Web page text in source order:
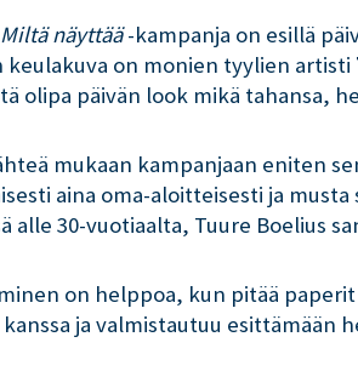
Miltä näyttää-kampanja on esillä
keulakuva on monien tyylien artisti
olipa päivän look mikä tahansa,
mukaan kampanjaan eniten
aina oma-aloitteisesti ja musta
alle 30-vuotiaalta, Tuure Boelius
on helppoa, kun pitää
ja valmistautuu esittämään